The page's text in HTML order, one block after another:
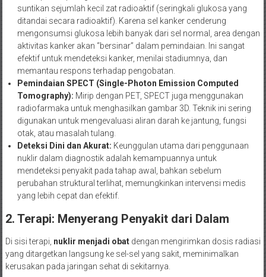
suntikan sejumlah kecil zat radioaktif (seringkali glukosa yang
ditandai secara radioaktif). Karena sel kanker cenderung
mengonsumsi glukosa lebih banyak dari sel normal, area dengan
aktivitas kanker akan “bersinar” dalam pemindaian. Ini sangat
efektif untuk mendeteksi kanker, menilai stadiumnya, dan
memantau respons terhadap pengobatan.
Pemindaian SPECT (Single-Photon Emission Computed
Tomography): Mirip dengan PET, SPECT juga menggunakan
radiofarmaka untuk menghasilkan gambar 3D. Teknik ini sering
digunakan untuk mengevaluasi aliran darah ke jantung, fungsi
otak, atau masalah tulang.
Deteksi Dini dan Akurat: Keunggulan utama dari penggunaan
nuklir dalam diagnostik adalah kemampuannya untuk
mendeteksi penyakit pada tahap awal, bahkan sebelum
perubahan struktural terlihat, memungkinkan intervensi medis
yang lebih cepat dan efektif.
2. Terapi: Menyerang Penyakit dari Dalam
Di sisi terapi, nuklir menjadi obatdengan mengirimkan dosis radiasi
yang ditargetkan langsung ke sel-sel yang sakit, meminimalkan
kerusakan pada jaringan sehat di sekitarnya.